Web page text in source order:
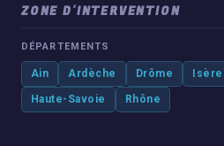
ZONE D'INTERVENTION
DÉPARTEMENTS
Ain Ardèche Drôme Isère
Haute-Savoie Rhône